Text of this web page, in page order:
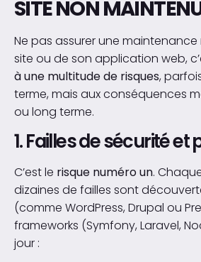
SITE NON
Ne pas assurer une maintenance
site ou de son application web,
à une multitude de risques,
terme, mais aux conséquences
ou long terme.
1. Failles de sécurité
C’est le risque numéro un.
dizaines de failles sont
(comme WordPress, Drupal ou
frameworks (Symfony, Laravel,
jour :